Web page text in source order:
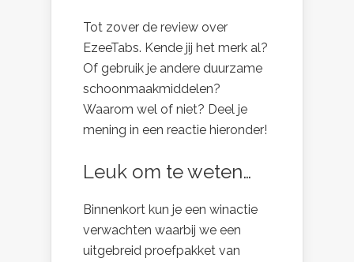
Tot zover de review over
EzeeTabs. Kende jij het merk al?
Of gebruik je andere duurzame
schoonmaakmiddelen?
Waarom wel of niet? Deel je
mening in een reactie hieronder!
Leuk om te weten…
Binnenkort kun je een winactie
verwachten waarbij we een
uitgebreid proefpakket van